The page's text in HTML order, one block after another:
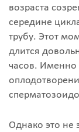
возраста
середине
трубу. Этот
длится
часов. Именно
Однако это не